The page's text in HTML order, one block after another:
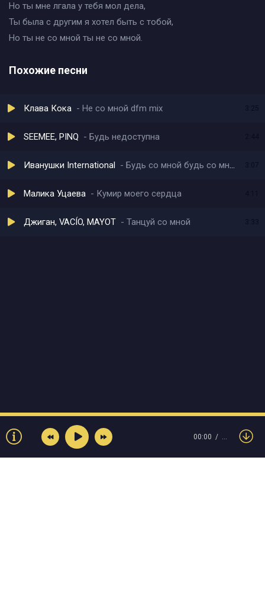
Но ты мне лгала у тебя мол дела,
Ты была с другим я хотел быть с тобой,
Но ты не со мной ты не со мной.
Похожие песни
Клава Кока Не со мной dfm mix 3:25
SEEMEE, PINQ Будь недоступна
Иванушки International Будь со мной будь со мной 3:07
Малика Уцаева Кумир моего сердца
Джиган, VACÍO, MAYOT Танцуй со мной 3:33
00:00 …